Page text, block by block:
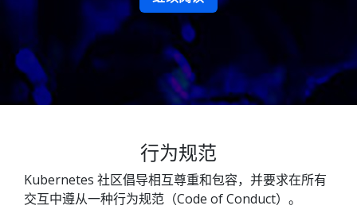
行为规范
Kubernetes 社区倡导相互尊重和包容，并要求在所有
交互中遵从一种行为规范（Code of Conduct）。